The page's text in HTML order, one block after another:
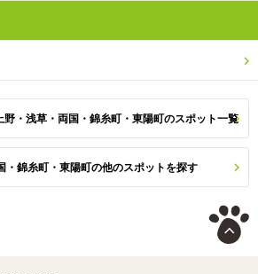
・浅草・両国・錦糸町・東陽町のスポット一覧
・錦糸町・東陽町の他のスポットを探す